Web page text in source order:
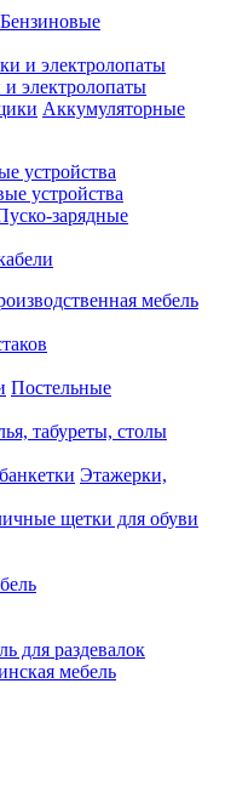
Бензиновые
электролопаты
Аккумуляторные
устройства
устройства
зарядные
мебель
Постельные
табуреты, столы
Этажерки,
щетки для обуви
для раздевалок
мебель